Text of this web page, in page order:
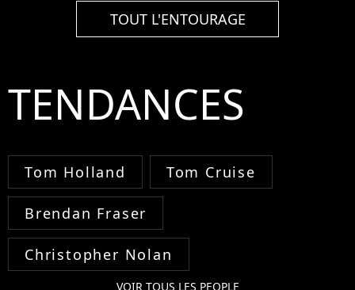
TOUT L'ENTOURAGE
TENDANCES
Tom Holland Tom Cruise
Brendan Fraser
Christopher Nolan
VOIR TOUS LES PEOPLE